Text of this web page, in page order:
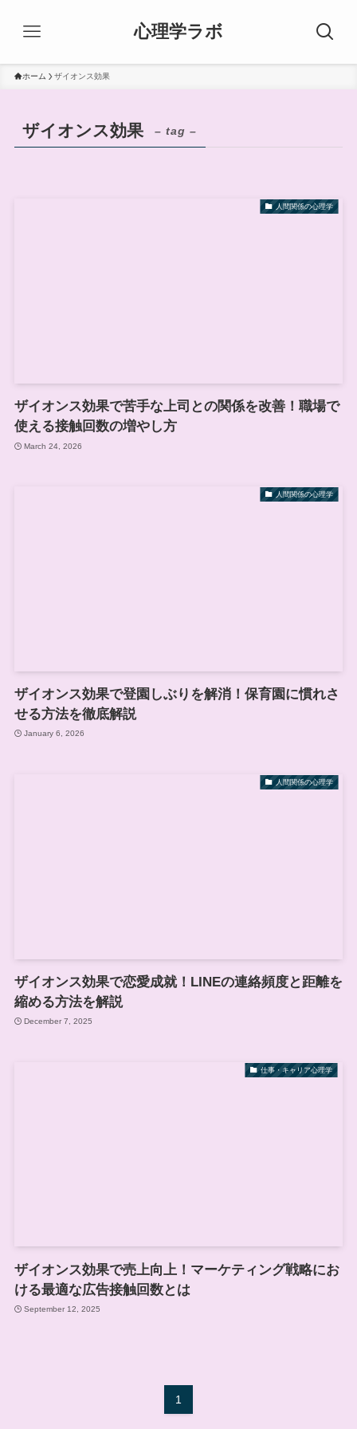
心理学ラボ
ホーム ザイオンス効果
ザイオンス効果 – tag –
人間関係の心理学
ザイオンス効果で苦手な上司との関係を改善！職場で
使える接触回数の増やし方
March 24, 2026
人間関係の心理学
ザイオンス効果で登園しぶりを解消！保育園に慣れさ
せる方法を徹底解説
January 6, 2026
人間関係の心理学
ザイオンス効果で恋愛成就！LINEの連絡頻度と距離を
縮める方法を解説
December 7, 2025
仕事・キャリア心理学
ザイオンス効果で売上向上！マーケティング戦略にお
ける最適な広告接触回数とは
September 12, 2025
1